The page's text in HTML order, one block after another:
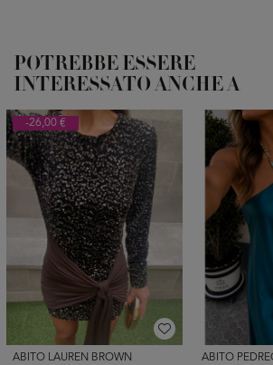
POTREBBE ESSERE
INTERESSATO ANCHE A
-26,00 €
ABITO LAUREN BROWN ABITO